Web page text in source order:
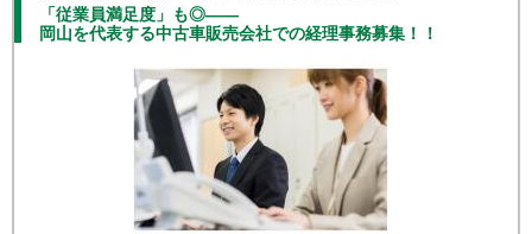
「従業員満足度」も◎――
岡山を代表する中古車販売会社での経理事務募集！！